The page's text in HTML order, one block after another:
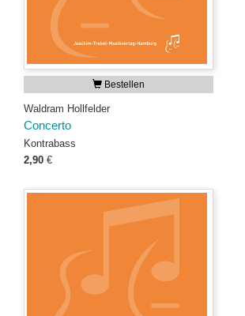
Bestellen
Waldram Hollfelder
Concerto
Kontrabass
2,90 €